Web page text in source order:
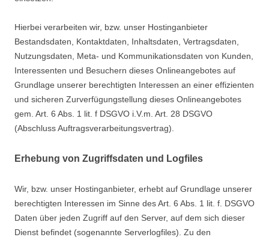
Hierbei verarbeiten wir, bzw. unser Hostinganbieter
Bestandsdaten, Kontaktdaten, Inhaltsdaten, Vertragsdaten,
Nutzungsdaten, Meta- und Kommunikationsdaten von Kunden,
Interessenten und Besuchern dieses Onlineangebotes auf
Grundlage unserer berechtigten Interessen an einer effizienten
und sicheren Zurverfügungstellung dieses Onlineangebotes
gem. Art. 6 Abs. 1 lit. f DSGVO i.V.m. Art. 28 DSGVO
(Abschluss Auftragsverarbeitungsvertrag).
Erhebung von Zugriffsdaten und Logfiles
Wir, bzw. unser Hostinganbieter, erhebt auf Grundlage unserer
berechtigten Interessen im Sinne des Art. 6 Abs. 1 lit. f. DSGVO
Daten über jeden Zugriff auf den Server, auf dem sich dieser
Dienst befindet (sogenannte Serverlogfiles). Zu den